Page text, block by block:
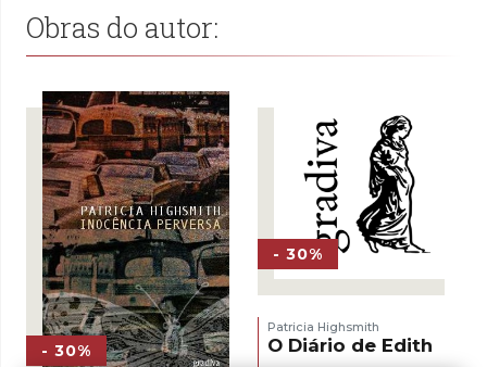
Obras do autor:
- 30%
- 30%
Patricia Highsmith
O Diário de Edith